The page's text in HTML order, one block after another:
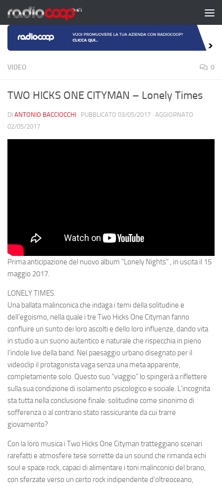
Salta al contenuto
VIDEO 0
TWO HICKS ONE CITYMAN – Lonely Times
DI ANTONIO BACCIOCCHI · PUBBLICATO 03/05/2017 · AGGIORNATO
02/05/2017
Prima anticipazione del nuovo album “Lonely Nights” , in uscita il 15
maggio 2017.
LONELY TIMES.
Una ballata malinconica che indaga i temi della solitudine e
dell’egoismo, nella quale i tre Two Hicks One Cityman fanno
confluire un sunto dei loro ascolti e dello loro influenze, dando vita
in studio a un suono autentico e naturale che rispecchia in pieno
l’indole live della band. Nel paesaggio urbano disegnato per il
videoclip il protagonista vaga senza una meta apparente,
completamente solo. Questo suo “viaggio” lo spingerà a riflettere
sulla sua condizione di isolamento psicologico e sociale. L’incognita
sta tutta nella conclusione finale: solitudine come sinonimo di
sofferenza o al contrario stato rassicurante da cui trarre
giovamento?
Con la loro musica i Two Hicks One Cityman tratteggiano scenari
rarefatti e atmosfere tese sorrette da un sound che rimanda echi
soul e space rock, capaci di alimentare i toni malinconici del brano,
con sferzate verso un certo rock indipendente d’oltreoceano,